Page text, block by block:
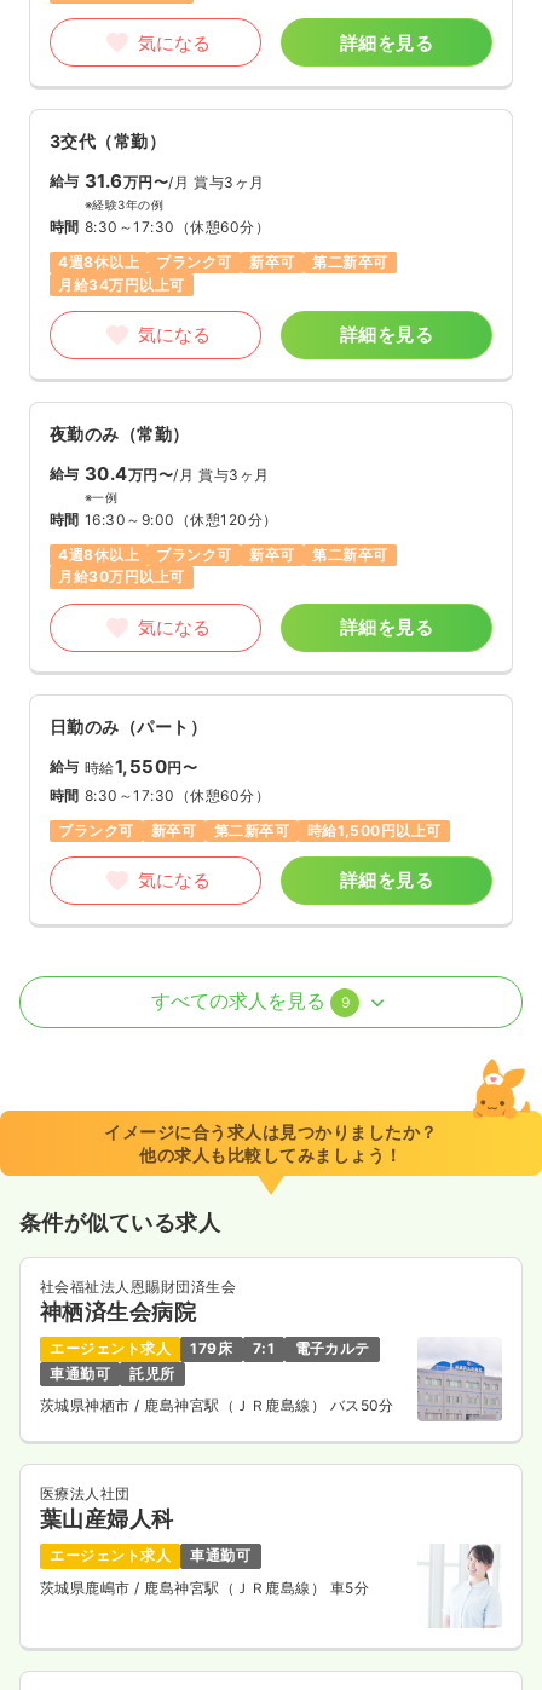
気になる 詳細を見る
3交代（常勤）
給与 31.6万円〜/月 賞与3ヶ月
※経験3年の例
時間 8:30～17:30 （休憩60分）
4週8休以上
ブランク可 新卒可
第二新卒可
月給34万円以上可
気になる 詳細を見る
夜勤のみ（常勤）
給与 30.4万円〜/月 賞与3ヶ月
※一例
時間 16:30～9:00 （休憩120分）
4週8休以上
ブランク可 新卒可
第二新卒可
月給30万円以上可
気になる 詳細を見る
日勤のみ（パート）
給与 時給1,550円〜
時間 8:30～17:30 （休憩60分）
ブランク可
新卒可 第二新卒可 時給1,500円以上可
気になる 詳細を見る
外来 正・准看護師
8:30～17:30（休憩60分）
日祝休み
ブランク可 新卒可
第二新卒可
夜勤のみ（パート）
給与 3.8万円〜/回
時間 16:30～9:00（休憩120分）
日祝休み
ブランク可 新卒可 第二新卒可
3交代（常勤） 一時募集休止
すべての求人を見る 9
イメージに合う求人は見つかりましたか？
他の求人も比較してみましょう！
条件が似ている求人
社会福祉法人恩賜財団済生会
神栖済生会病院
エージェント求人 179床 7:1
電子カルテ
車通勤可
託児所
茨城県神栖市/ 鹿島神宮駅（ＪＲ鹿島線） バス50分
医療法人社団
葉山産婦人科
エージェント求人
車通勤可
茨城県鹿嶋市 / 鹿島神宮駅（ＪＲ鹿島線） 車5分